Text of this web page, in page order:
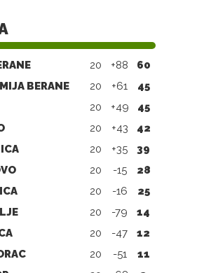
20 +88
60
BERANE 20 +61
45
20 +49
45
20 +43
42
20 +35
39
20 -15
28
20 -16
25
20 -79
14
20 -47
12
20 -51
11